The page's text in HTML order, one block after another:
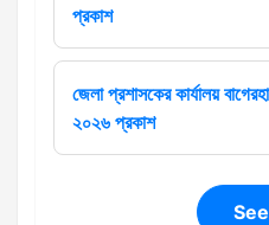
প্রকাশ
জেলা প্রশাসকের কার্যালয়
২০২৬ প্রকাশ